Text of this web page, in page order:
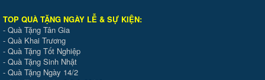
TOP QUÀ TẶNG NGÀY LỄ & SỰ KIỆN:
- Quà Tặng Tân Gia
- Quà Khai Trương
- Quà Tặng Tốt Nghiệp
- Quà Tặng Sinh Nhật
- Quà Tặng Ngày 14/2